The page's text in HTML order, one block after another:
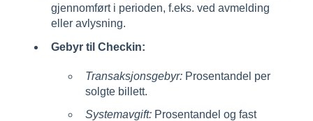
gjennomført i perioden, f.eks. ved avmelding
eller avlysning.
Gebyr til Checkin:
Transaksjonsgebyr: Prosentandel per
solgte billett.
Systemavgift: Prosentandel og fast